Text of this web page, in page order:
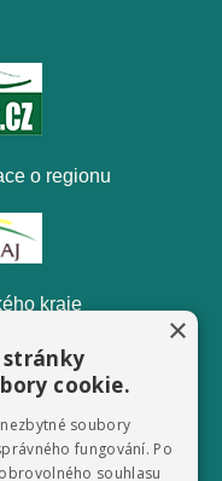
o regionu
kraje
s.r.o.
×
cookie.
soubory
fungování. Po
souhlasu